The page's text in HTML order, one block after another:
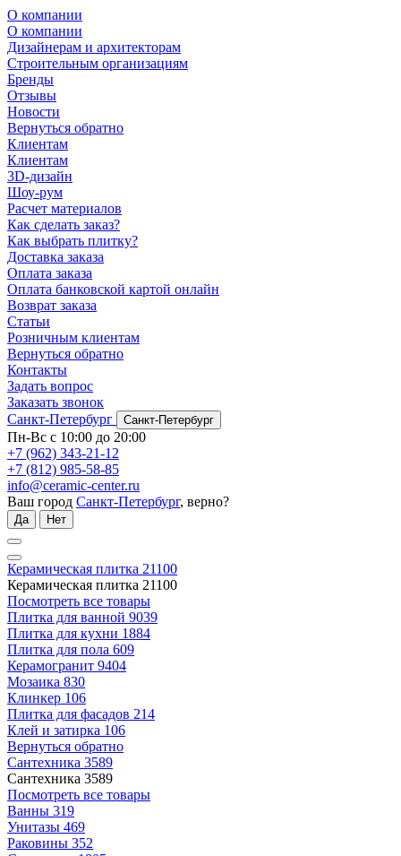
О компании
О компании
Дизайнерам и архитекторам
Строительным организациям
Бренды
Отзывы
Новости
Вернуться обратно
Клиентам
Клиентам
3D-дизайн
Шоу-рум
Расчет материалов
Как сделать заказ?
Как выбрать плитку?
Доставка заказа
Оплата заказа
Оплата банковской картой онлайн
Возврат заказа
Статьи
Розничным клиентам
Вернуться обратно
Контакты
Задать вопрос
Заказать звонок
Санкт-Петербург
Санкт-Петербург
Пн-Вс с 10:00 до 20:00
+7 (962) 343-21-12
+7 (812) 985-58-85
info@ceramic-center.ru
Ваш город Санкт-Петербург, верно?
Да Нет
Керамическая плитка 21100
Керамическая плитка 21100
Посмотреть все товары
Плитка для ванной 9039
Плитка для кухни 1884
Плитка для пола 609
Керамогранит 9404
Мозаика 830
Клинкер 106
Плитка для фасадов 214
Клей и затирка 106
Вернуться обратно
Сантехника 3589
Сантехника 3589
Посмотреть все товары
Ванны 319
Унитазы 469
Раковины 352